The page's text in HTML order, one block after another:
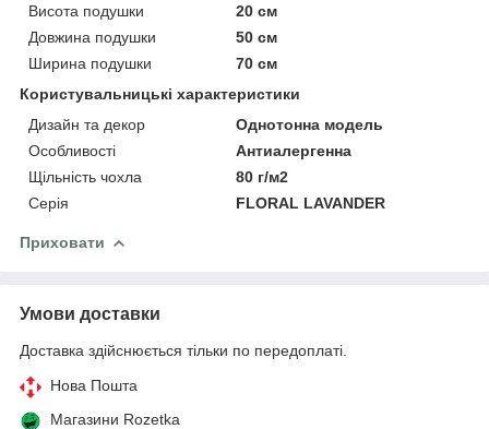
Висота подушки
20 см
Довжина подушки
50 см
Ширина подушки
70 см
Користувальницькі характеристики
Дизайн та декор
Однотонна модель
Особливості
Антиалергенна
Щільність чохла
80 г/м2
Серія
FLORAL LAVANDER
Приховати
Умови доставки
Доставка здійснюється тільки по передоплаті.
Нова Пошта
Магазини Rozetka